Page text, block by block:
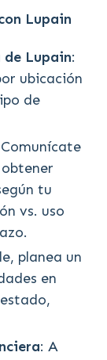
Lupain
Lupain:
ubicación
de
tu
vs. uso
planea un
en
: A